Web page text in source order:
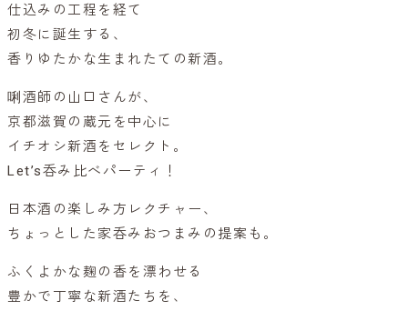
仕込みの工程を経て
初冬に誕生する、
香りゆたかな生まれたての新酒。
唎酒師の山口さんが、
京都滋賀の蔵元を中心に
イチオシ新酒をセレクト。
Let’s呑み比べパーティ！
日本酒の楽しみ方レクチャー、
ちょっとした家呑みおつまみの提案も。
ふくよかな麹の香を漂わせる
豊かで丁寧な新酒たちを、